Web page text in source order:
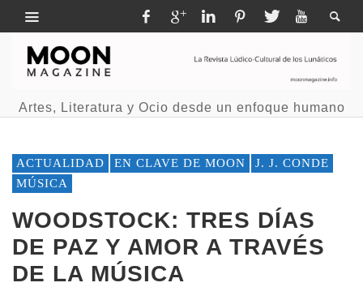
Artes, Literatura y Ocio desde un enfoque humano
ACTUALIDAD EN CLAVE DE MOON
J. J. CONDE
MÚSICA
WOODSTOCK: TRES DÍAS
DE PAZ Y AMOR A TRAVÉS
DE LA MÚSICA